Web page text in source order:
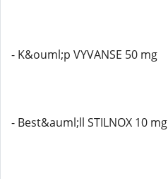
- K&ouml;p VYVANSE 50 mg
- Best&auml;ll STILNOX 10 mg